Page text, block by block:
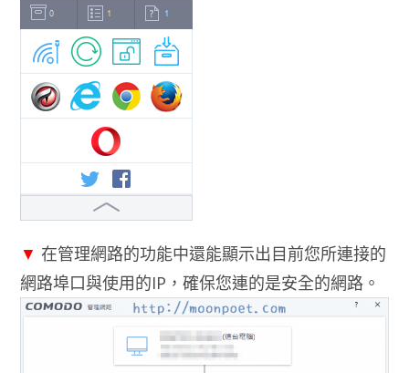
▼ 在管理網路的功能中還能顯示出目前您所連接的
網路埠口與使用的IP，確保您連的是安全的網路。